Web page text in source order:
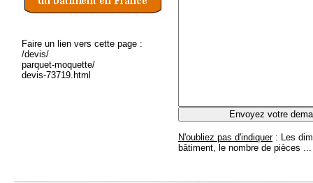
Faire un lien vers cette page :
/devis/
parquet-moquette/
devis-73719.html
N'oubliez pas d'indiquer: Les
bâtiment, le nombre de pièces ...